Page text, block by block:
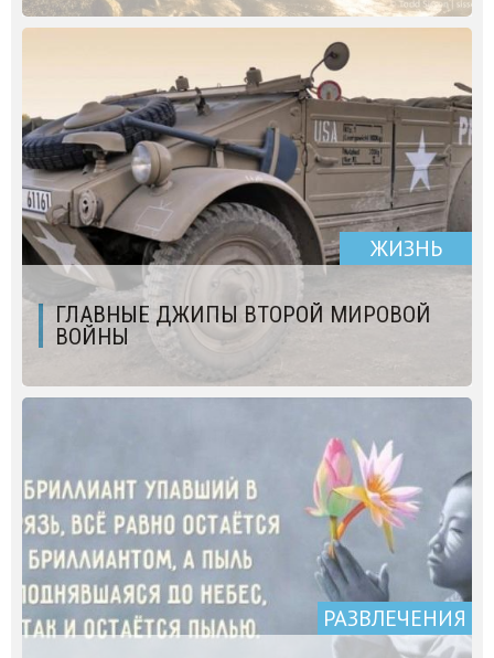
ЖИЗНЬ
ГЛАВНЫЕ ДЖИПЫ ВТОРОЙ МИРОВОЙ
ВОЙНЫ
РАЗВЛЕЧЕНИЯ